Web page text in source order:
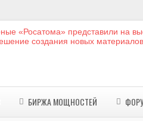
БИРЖА МОЩНОСТЕЙ